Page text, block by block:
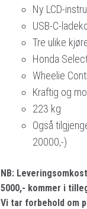
Ny LCD-
USB-C-
Tre ulike
Honda
Wheelie
Kraftig og
223 kg
Også
20000,-)
NB:
5000,- kommer i
Vi tar forbehold om